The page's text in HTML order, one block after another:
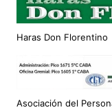
Haras Don Florentino
Asociación del